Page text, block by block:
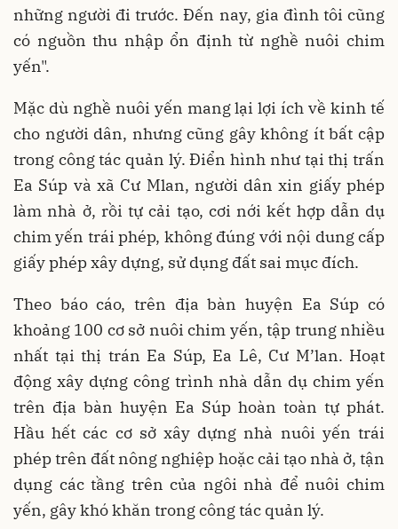
những người đi trước. Đến nay, gia đình tôi cũng
có nguồn thu nhập ổn định từ nghề nuôi chim
yến".
Mặc dù nghề nuôi yến mang lại lợi ích về kinh tế
cho người dân, nhưng cũng gây không ít bất cập
trong công tác quản lý. Điển hình như tại thị trấn
Ea Súp và xã Cư Mlan, người dân xin giấy phép
làm nhà ở, rồi tự cải tạo, cơi nới kết hợp dẫn dụ
chim yến trái phép, không đúng với nội dung cấp
giấy phép xây dựng, sử dụng đất sai mục đích.
Theo báo cáo, trên địa bàn huyện Ea Súp có
khoảng 100 cơ sở nuôi chim yến, tập trung nhiều
nhất tại thị trán Ea Súp, Ea Lê, Cư M’lan. Hoạt
động xây dựng công trình nhà dẫn dụ chim yến
trên địa bàn huyện Ea Súp hoàn toàn tự phát.
Hầu hết các cơ sở xây dựng nhà nuôi yến trái
phép trên đất nông nghiệp hoặc cải tạo nhà ở, tận
dụng các tầng trên của ngôi nhà để nuôi chim
yến, gây khó khăn trong công tác quản lý.